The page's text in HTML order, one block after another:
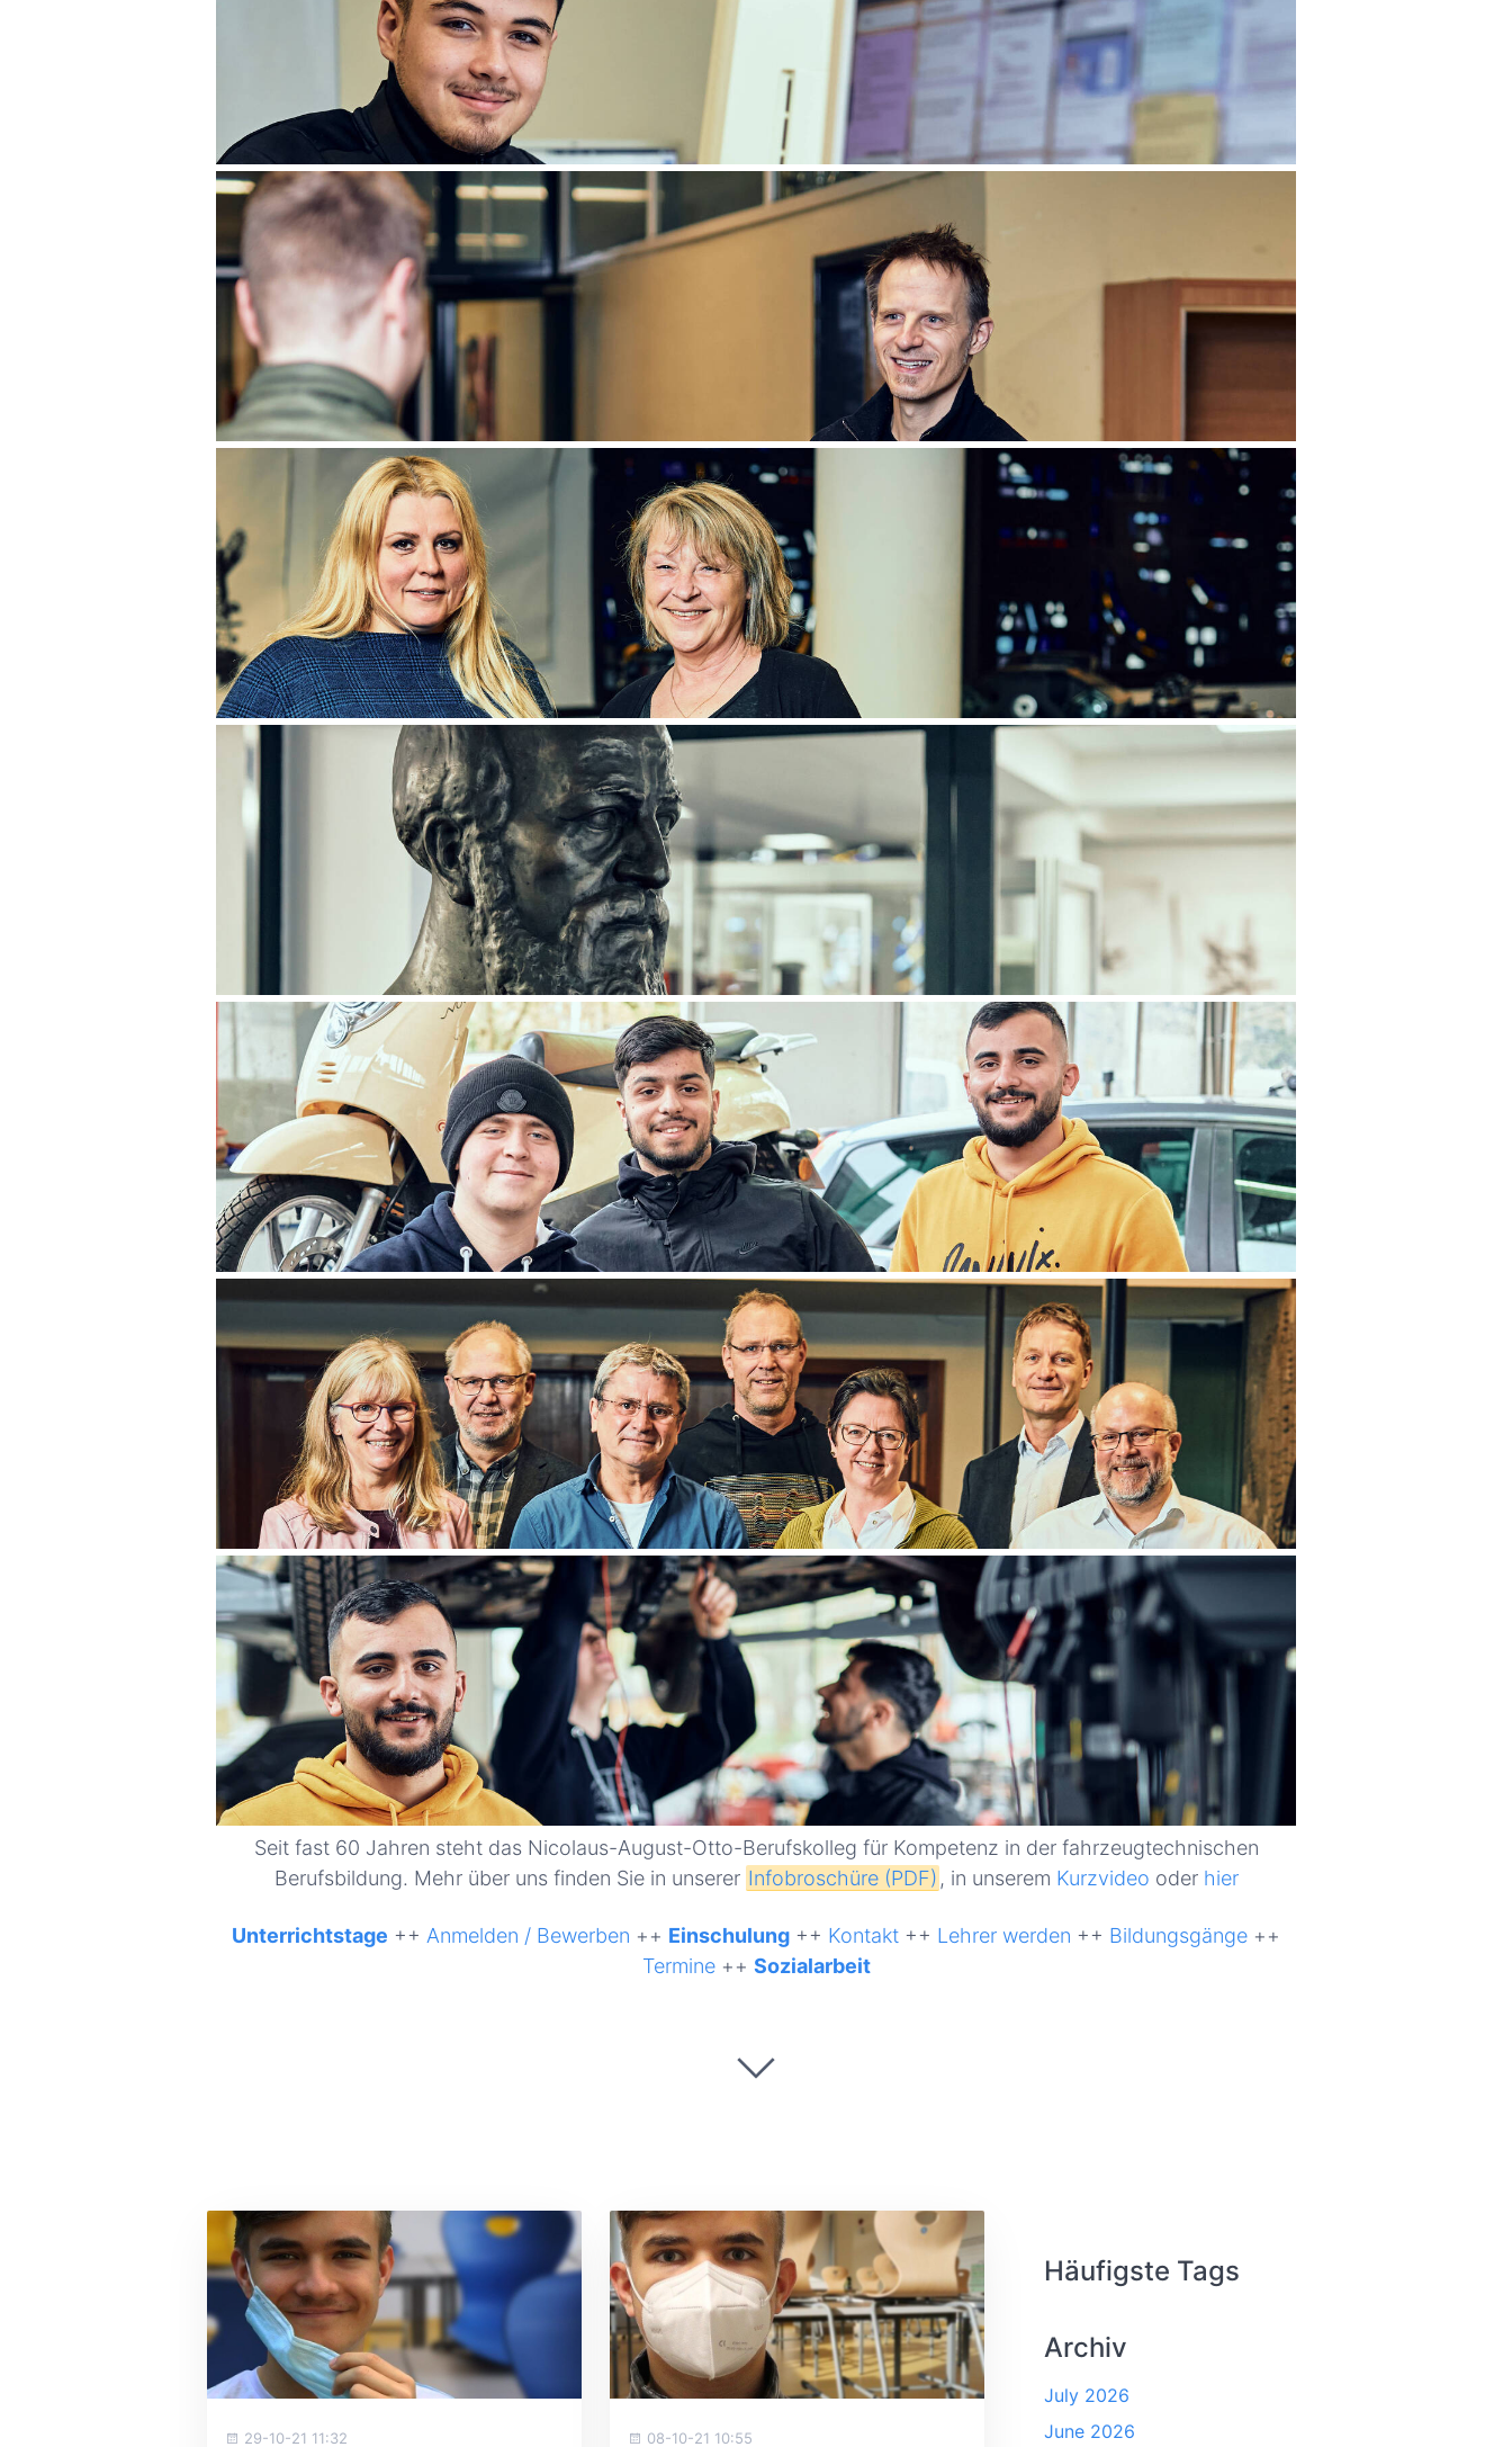
Seit fast 60 Jahren steht das Nicolaus-August-Otto-Berufskolleg für Kompetenz in der fahrzeugtechnischen
Berufsbildung. Mehr über uns finden Sie in unserer Infobroschüre (PDF) , in unserem Kurzvideo oder hier
Unterrichtstage ++ Anmelden / Bewerben ++ Einschulung ++ Kontakt ++ Lehrer werden ++ Bildungsgänge ++
Termine++ Sozialarbeit
29-10-21 11:32 08-10-21 10:55
Häufigste Tags
Archiv
July 2026
June 2026